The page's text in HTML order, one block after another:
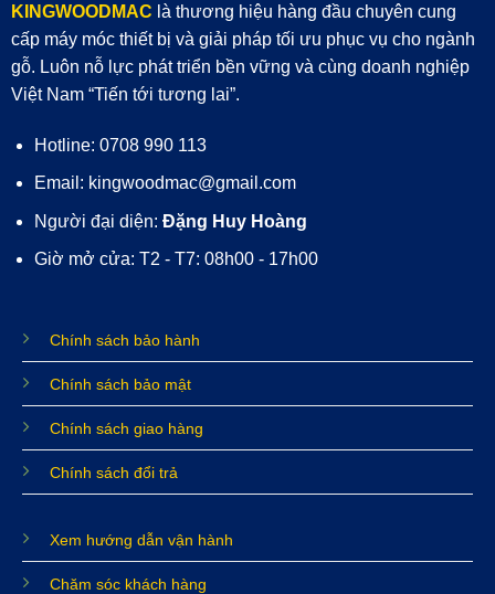
KINGWOODMAC là thương hiệu hàng đầu chuyên cung
cấp máy móc thiết bị và giải pháp tối ưu phục vụ cho ngành
gỗ. Luôn nỗ lực phát triển bền vững và cùng doanh nghiệp
Việt Nam “Tiến tới tương lai”.
Hotline: 0708 990 113
Email: kingwoodmac@gmail.com
Người đại diện: Đặng Huy Hoàng
Giờ mở cửa: T2 - T7: 08h00 - 17h00
Chính sách bảo hành
Chính sách bảo mật
Chính sách giao hàng
Chính sách đổi trả
Xem hướng dẫn vận hành
Chăm sóc khách hàng